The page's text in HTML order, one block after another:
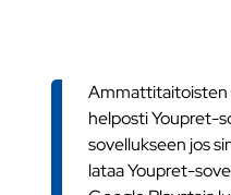
Ammattitaitoisten
helposti Youpret-
sovellukseen jos
lataa Youpret-